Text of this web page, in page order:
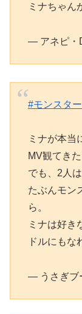
ミナちゃん
— アネピ・
#モンスタ
ミナが本当
MV観てき
でも、2人
たぶんモン
ら。
ミナは好き
ドルにもな
— うさぎブ